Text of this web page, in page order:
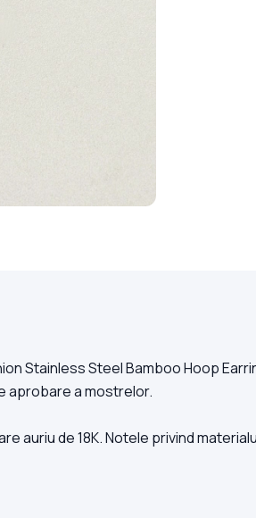
Stainless Steel Bamboo Hoop
aprobare a mostrelor.
auriu de 18K. Notele privind